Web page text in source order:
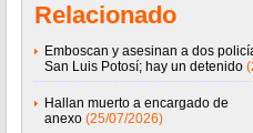
Relacionado
Emboscan y asesinan a dos
San Luis Potosí; hay un detenido
Hallan muerto a encargado de
anexo (25/07/2026)